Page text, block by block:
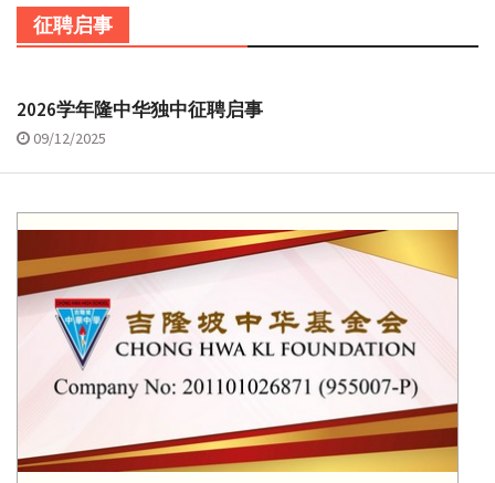
征聘启事
2026学年隆中华独中征聘启事
09/12/2025